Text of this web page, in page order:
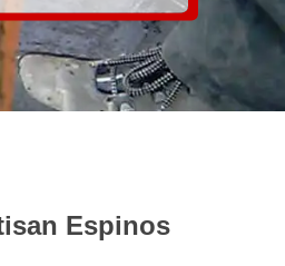
Espinos